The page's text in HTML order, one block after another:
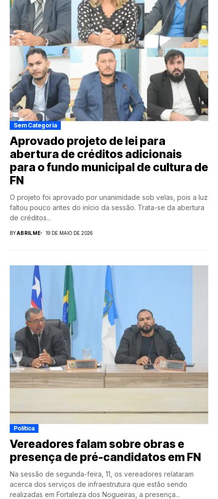
Sem Categoria
Aprovado projeto de lei para
abertura de créditos adicionais
para o fundo municipal de cultura de
FN
O projeto foi aprovado por unanimidade sob velas, pois a luz
faltou pouco antes do início da sessão. Trata-se da abertura
de créditos...
BYABRILME 19 DE MAIO DE 2026
Política
Vereadores falam sobre obras e
presença de pré-candidatos em FN
Na sessão de segunda-feira, 11, os vereadores relataram
acerca dos serviços de infraestrutura que estão sendo
realizadas em Fortaleza dos Nogueiras, a presença...